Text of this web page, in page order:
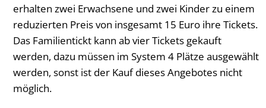
erhalten zwei Erwachsene und zwei Kinder zu einem
reduzierten Preis von insgesamt 15 Euro ihre Tickets.
Das Familientickt kann ab vier Tickets gekauft
werden, dazu müssen im System 4 Plätze ausgewählt
werden, sonst ist der Kauf dieses Angebotes nicht
möglich.